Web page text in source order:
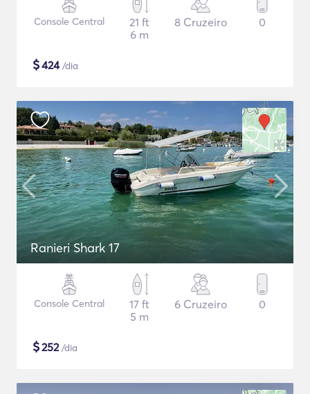
Console Central
21 ft
6 m
8 Cruzeiro 0
$424/dia
Ranieri Shark 17
Console Central
17 ft
5 m
6 Cruzeiro 0
$252/dia